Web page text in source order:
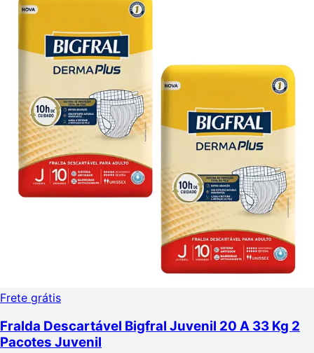
Frete grátis
Fralda Descartável Bigfral Juvenil 20 A 33 Kg 2
Pacotes Juvenil